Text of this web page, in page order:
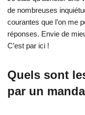
de nombreuses
courantes que l’on me
réponses. Envie de
C’est par ici !
Quels sont
par un